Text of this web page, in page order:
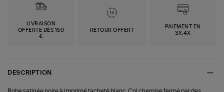
LIVRAISON
OFFERTE DÈS 150
€
RETOUR OFFERT
PAIEMENT EN
3X,4X
DESCRIPTION